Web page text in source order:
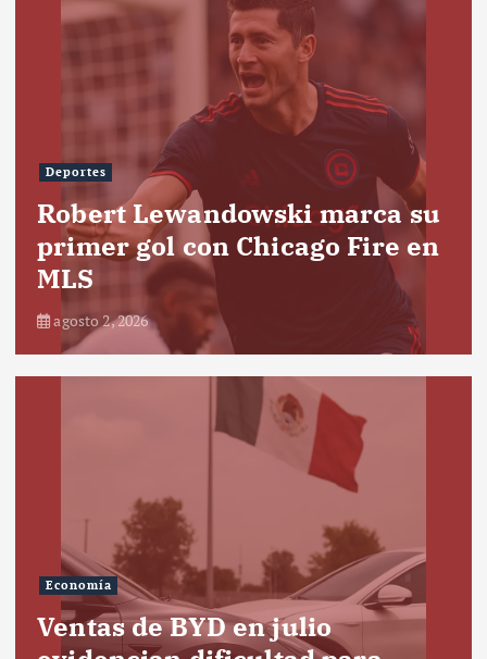
Deportes
Robert Lewandowski marca su
primer gol con Chicago Fire en
MLS
agosto 2, 2026
Economía
Ventas de BYD en julio